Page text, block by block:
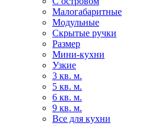
Малогабаритные
Модульные
Скрытые ручки
Размер
Мини-кухни
Узкие
3 кв. м.
5 кв. м.
6 кв. м.
9 кв. м.
Все для кухни